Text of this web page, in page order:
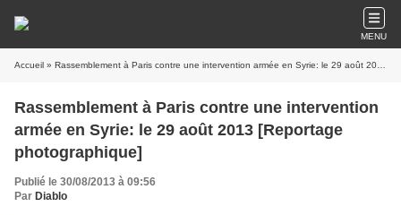
MENU
Accueil » Rassemblement à Paris contre une intervention armée en Syrie: le 29 août 2013 [Reportage photographique]
Rassemblement à Paris contre une intervention
armée en Syrie: le 29 août 2013 [Reportage
photographique]
Publié le 30/08/2013 à 09:56
Par Diablo